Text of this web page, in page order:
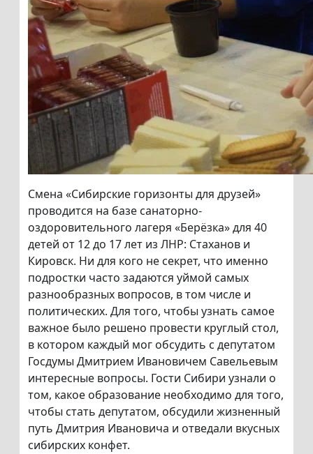
Смена «Сибирские горизонты для друзей»
проводится на базе санаторно-
оздоровительного лагеря «Берёзка» для 40
детей от 12 до 17 лет из ЛНР: Стаханов и
Кировск. Ни для кого не секрет, что именно
подростки часто задаются уймой самых
разнообразных вопросов, в том числе и
политических. Для того, чтобы узнать самое
важное было решено провести круглый стол,
в котором каждый мог обсудить с депутатом
Госдумы Дмитрием Ивановичем Савельевым
интересные вопросы. Гости Сибири узнали о
том, какое образование необходимо для того,
чтобы стать депутатом, обсудили жизненный
путь Дмитрия Ивановича и отведали вкусных
сибирских конфет.